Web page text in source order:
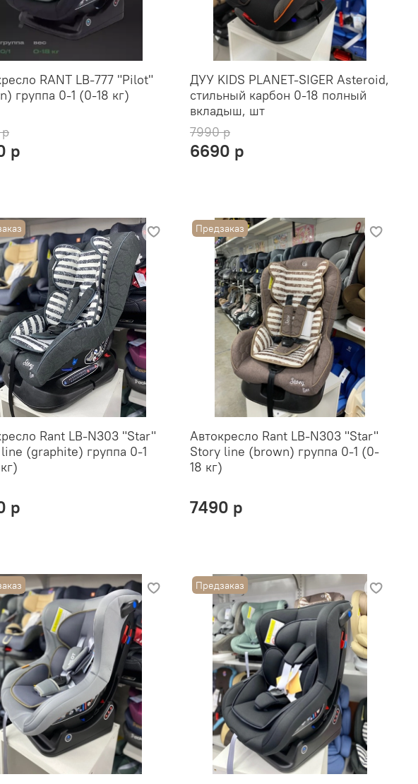
RANT LB-777 "Pilot"
группа 0-1 (0-18 кг)
р
ДУУ KIDS PLANET-SIGER Asteroid,
стильный карбон 0-18 полный
вкладыш, шт
7990 р
6690 р
Rant LB-N303 "Star"
(graphite) группа 0-1
р
Предзаказ
Автокресло Rant LB-N303 "Star"
Story line (brown) группа 0-1 (0-
18 кг)
7490 р
Предзаказ